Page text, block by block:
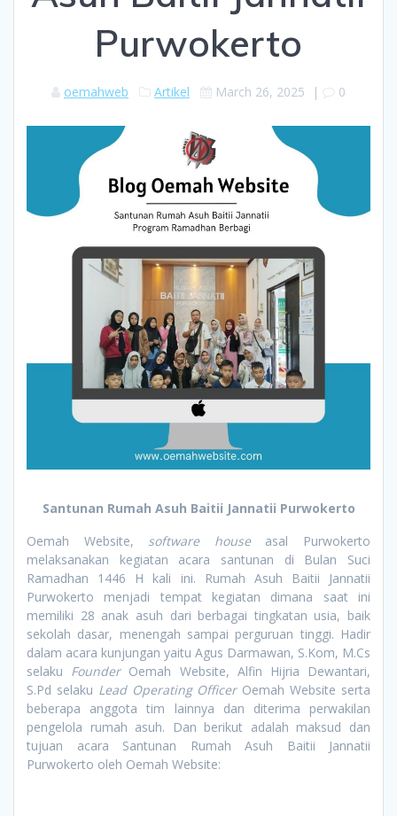
Purwokerto
oemahweb Artikel March 26, 2025 | 0
Santunan Rumah Asuh Baitii Jannatii Purwokerto
Oemah Website, software houseasal Purwokerto
melaksanakan kegiatan acara santunan di Bulan Suci
Ramadhan 1446 H kali ini. Rumah Asuh Baitii Jannatii
Purwokerto menjadi tempat kegiatan dimana saat ini
memiliki 28 anak asuh dari berbagai tingkatan usia, baik
sekolah dasar, menengah sampai perguruan tinggi. Hadir
dalam acara kunjungan yaitu Agus Darmawan, S.Kom, M.Cs
selaku FounderOemah Website, Alfin Hijria Dewantari,
S.Pd selaku Lead Operating OfficerOemah Website serta
beberapa anggota tim lainnya dan diterima perwakilan
pengelola rumah asuh. Dan berikut adalah maksud dan
tujuan acara Santunan Rumah Asuh Baitii Jannatii
Purwokerto oleh Oemah Website: